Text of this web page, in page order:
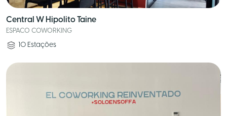
Central W Hipolito Taine
ESPACO COWORKING
10 Estações